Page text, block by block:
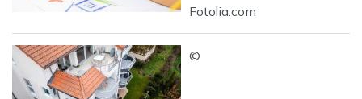
Fotolia.com
©